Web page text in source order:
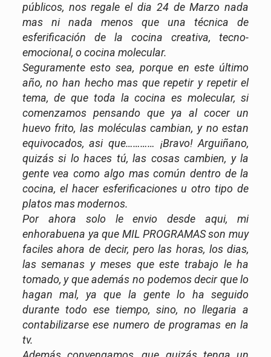
públicos, nos regale el dia 24 de Marzo nada
mas ni nada menos que una técnica de
esferificación de la cocina creativa, tecno-
emocional, o cocina molecular.
Seguramente esto sea, porque en este último
año, no han hecho mas que repetir y repetir el
tema, de que toda la cocina es molecular, si
comenzamos pensando que ya al cocer un
huevo frito, las moléculas cambian, y no estan
equivocados, asi que………… ¡Bravo! Arguiñano,
quizás si lo haces tú, las cosas cambien, y la
gente vea como algo mas común dentro de la
cocina, el hacer esferificaciones u otro tipo de
platos mas modernos.
Por ahora solo le envio desde aqui, mi
enhorabuena ya que MIL PROGRAMAS son muy
faciles ahora de decir, pero las horas, los dias,
las semanas y meses que este trabajo le ha
tomado, y que además no podemos decir que lo
hagan mal, ya que la gente lo ha seguido
durante todo ese tiempo, sino, no llegaria a
contabilizarse ese numero de programas en la
tv.